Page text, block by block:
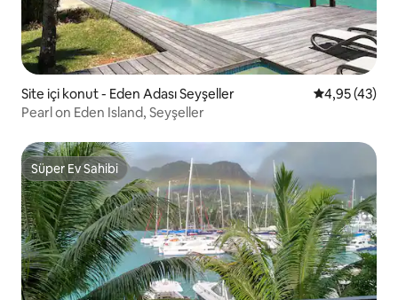
Site içi konut - Eden Adası Seyşeller 5 üzerinden
4,95 (43)
Pearl on Eden Island, Seyşeller
Süper Ev Sahibi
Süper Ev Sahibi